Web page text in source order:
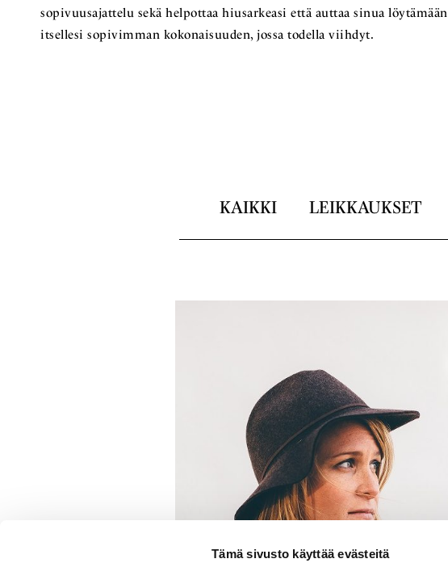
Tämä sivusto käyttää evästeitä
sopivuusajattelu sekä helpottaa hiusarkeasi että auttaa sinua löytämään
itsellesi sopivimman kokonaisuuden, jossa todella viihdyt.
KAIKKI LEIKKAUKSET